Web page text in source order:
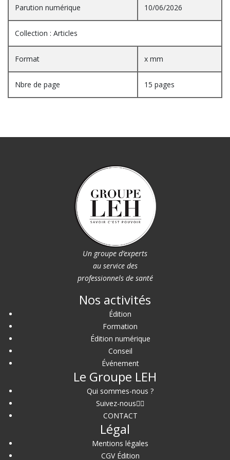
Parution numérique 10/06/2026
Collection : Articles
Format x mm
Nbre de page 15 pages
Un groupe d’experts
au service des
professionnels de santé
Nos activités
Édition
Formation
Édition numérique
Conseil
Événement
Le Groupe LEH
Qui sommes-nous ?
Suivez-nous
CONTACT
Légal
Mentions légales
CGV Édition